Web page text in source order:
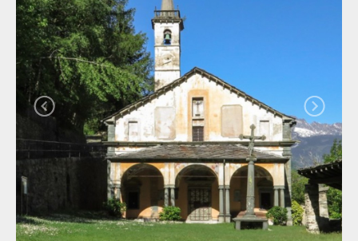
ACCUEIL
BÉNÉVOLES
CONTACTS
PRESS